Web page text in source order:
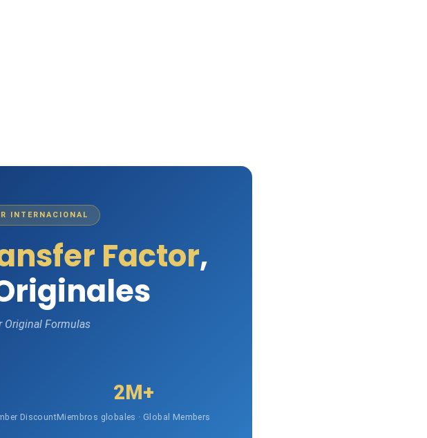
INTERNACIONAL
Factor,
Original Formulas
Discount
2M+
Miembros globales · Global Members